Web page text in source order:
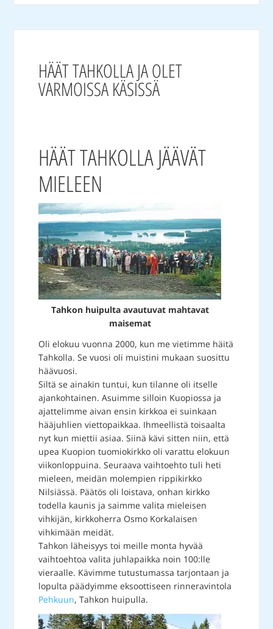
HÄÄT TAHKOLLA JA OLET
VARMOISSA KÄSISSÄ
HÄÄT TAHKOLLA JÄÄVÄT
MIELEEN
Tahkon huipulta avautuvat mahtavat
maisemat
Oli elokuu vuonna 2000, kun me vietimme häitä
Tahkolla. Se vuosi oli muistini mukaan suosittu
häävuosi.
Siltä se ainakin tuntui, kun tilanne oli itselle
ajankohtainen. Asuimme silloin Kuopiossa ja
ajattelimme aivan ensin kirkkoa ei suinkaan
hääjuhlien viettopaikkaa. Ihmeellistä toisaalta
nyt kun miettii asiaa. Siinä kävi sitten niin, että
upea Kuopion tuomiokirkko oli varattu elokuun
viikonloppuina. Seuraava vaihtoehto tuli heti
mieleen, meidän molempien rippikirkko
Nilsiässä. Päätös oli loistava, onhan kirkko
todella kaunis ja saimme valita mieleisen
vihkijän, kirkkoherra Osmo Korkalaisen
vihkimään meidät.
Tahkon läheisyys toi meille monta hyvää
vaihtoehtoa valita juhlapaikka noin 100:lle
vieraalle. Kävimme tutustumassa tarjontaan ja
lopulta päädyimme eksoottiseen rinneravintola
Pehkuun, Tahkon huipulla.